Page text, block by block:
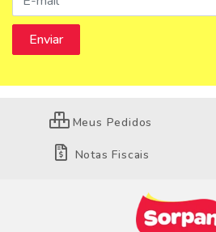
Meus Pedidos
Notas Fiscais